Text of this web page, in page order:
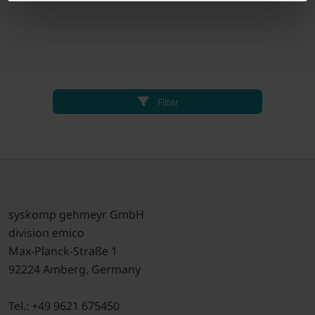
Filter
syskomp gehmeyr GmbH
division emico
Max-Planck-Straße 1
92224 Amberg, Germany
Tel.: +49 9621 675450